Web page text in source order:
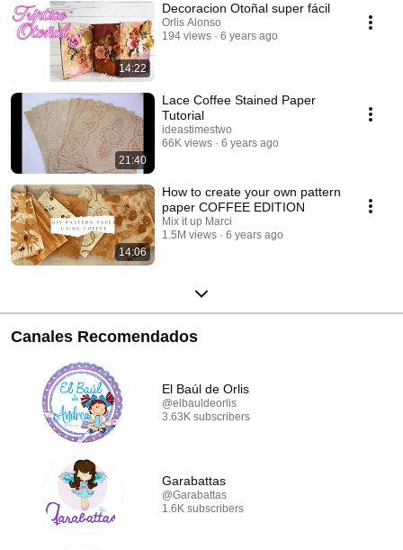
14:22
Decoracion Otoñal super fácil
Orlis Alonso
194 views
6 years ago
21:40
Lace Coffee Stained Paper
Tutorial
ideastimestwo
66K views
6 years ago
14:06
How to create your own pattern
paper COFFEE EDITION
Mix it up Marci
1.5M views
6 years ago
Canales Recomendados
El Baúl de Orlis
@elbauldeorlis
3.63K subscribers
Garabattas
@Garabattas
1.6K subscribers